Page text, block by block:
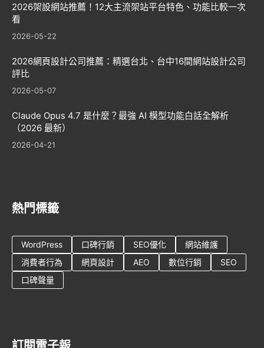
2026架設網站推薦！12大主流架站平台特色、功能比較一次
看
2026-05-22
2026網頁設計公司推薦：精選台北、台中16間網站設計公司
評比
2026-05-07
Claude Opus 4.7 是什麼？最強 AI 模型功能白話全解析
（2026 最新）
2026-04-21
熱門標籤
WordPress 口碑行銷 SEO優化
網站維護
消費者行為
網頁設計 AEO 數位行銷
SEO
口碑聲量